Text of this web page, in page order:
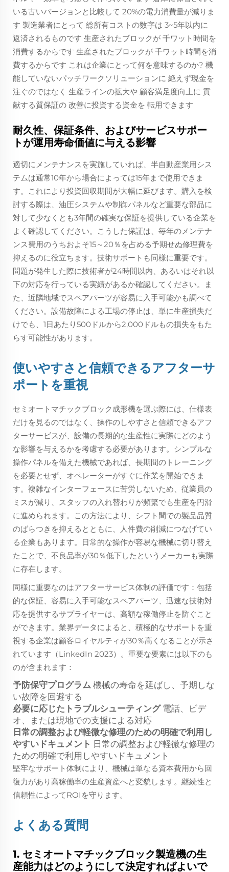
いる古いバージョンと比較して 20%の電力消費量が減りま
す 製造業者にとって 総所有コストの数字は 3~5年以内に
返済されるものです 生産されたブロックが 千ワット時間を
消費するからです 生産されたブロックが 千ワット時間を消
費するからです これは企業にとって何を意味するのか? 機
能していないパッチワークソリューションに 絶えず現金を
注ぐのではなく 生産ラインの拡大や 顧客満足度向上に 貢
献する質保証の 改善に投資する資金を 転用できます
耐久性、保証条件、およびサービスサポー
トが運用寿命価値に与える影響
適切にメンテナンスを実施していれば、半自動産業用シス
テムは通常10年から場合によっては15年まで使用できま
す。これにより投資回収期間が大幅に延びます。購入を検
討する際は、油圧システムや制御パネルなど重要な部品に
対して少なくとも3年間の確実な保証を提供している企業を
よく確認してください。こうした保証は、毎年のメンテナ
ンス費用のうちおよそ15～20％を占める予期せぬ修理費を
抑えるのに役立ちます。技術サポートも同様に重要です。
問題が発生した際に技術者が24時間以内、あるいはそれ以
下の対応を行っている実績があるか確認してください。ま
た、近隣地域でスペアパーツが容易に入手可能かも調べて
ください。設備故障による工場の停止は、単に生産損失だ
けでも、1日あたり500ドルから2,000ドルもの損失をもた
らす可能性があります。
使いやすさと信頼できるアフターサ
ポートを重視
セミオートマチックブロック成形機を選ぶ際には、仕様表
だけを見るのではなく、操作のしやすさと信頼できるアフ
ターサービスが、設備の長期的な生産性に実際にどのよう
な影響を与えるかを考慮する必要があります。シンプルな
操作パネルを備えた機械であれば、長期間のトレーニング
を必要とせず、オペレーターがすぐに作業を開始できま
す。複雑なインターフェースに苦労しないため、従業員の
ミスが減り、スタッフの入れ替わりが頻繁でも生産を円滑
に進められます。この方法により、シフト間での製品品質
のばらつきを抑えるとともに、人件費の削減につなげてい
る企業もあります。日常的な操作が容易な機械に切り替え
たことで、不良品率が30％低下したというメーカーも実際
に存在します。
同様に重要なのはアフターサービス体制の評価です：包括
的な保証、容易に入手可能なスペアパーツ、迅速な技術対
応を提供するサプライヤーは、高額な稼働停止を防ぐこと
ができます。業界データによると、積極的なサポートを重
視する企業は顧客ロイヤルティが30％高くなることが示さ
れています（LinkedIn 2023）。重要な要素には以下のも
のが含まれます：
予防保守プログラム 機械の寿命を延ばし、予期しな
い故障を回避する
必要に応じたトラブルシューティング 電話、ビデ
オ、または現地での支援による対応
日常の調整および軽微な修理のための明確で利用し
やすいドキュメント 日常の調整および軽微な修理の
ための明確で利用しやすいドキュメント
堅牢なサポート体制により、機械は単なる資本費用から回
復力があり高稼働率の生産資産へと変貌します。継続性と
信頼性によってROIを守ります。
よくある質問
1. セミオートマチックブロック製造機の生
産能力はどのようにして決定すればよいで